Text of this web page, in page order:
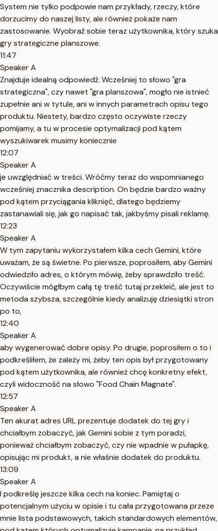
System nie tylko podpowie nam przykłady, rzeczy, które
dorzucimy do naszej listy, ale również pokaże nam
zastosowanie. Wyobraź sobie teraz użytkownika, który szuka
gry strategiczne planszowe.
11:47
Speaker A
Znajduje idealną odpowiedź. Wcześniej to słowo "gra
strategiczna", czy nawet "gra planszowa", mogło nie istnieć
zupełnie ani w tytule, ani w innych parametrach opisu tego
produktu. Niestety, bardzo często oczywiste rzeczy
pomijamy, a tu w procesie optymalizacji pod kątem
wyszukiwarek musimy koniecznie
12:07
Speaker A
je uwzględniać w treści. Wróćmy teraz do wspomnianego
wcześniej znacznika description. On będzie bardzo ważny
pod kątem przyciągania kliknięć, dlatego będziemy
zastanawiali się, jak go napisać tak, jakbyśmy pisali reklamę.
12:23
Speaker A
W tym zapytaniu wykorzystałem kilka cech Gemini, które
uważam, że są świetne. Po pierwsze, poprosiłem, aby Gemini
odwiedziło adres, o którym mówię, żeby sprawdziło treść.
Oczywiście mógłbym całą tę treść tutaj przekleić, ale jest to
metoda szybsza, szczególnie kiedy analizuję dziesiątki stron
po to,
12:40
Speaker A
aby wygenerować dobre opisy. Po drugie, poprosiłem o to i
podkreśliłem, że zależy mi, żeby ten opis był przygotowany
pod kątem użytkownika, ale również chcę konkretny efekt,
czyli widoczność na słowo "Food Chain Magnate".
12:57
Speaker A
Ten akurat adres URL prezentuje dodatek do tej gry i
chciałbym zobaczyć, jak Gemini sobie z tym poradzi,
ponieważ chciałbym zobaczyć, czy nie wpadnie w pułapkę,
opisując mi produkt, a nie właśnie dodatek do produktu.
13:09
Speaker A
I podkreślę jeszcze kilka cech na koniec. Pamiętaj o
potencjalnym użyciu w opisie i tu cała przygotowana przeze
mnie lista podstawowych, takich standardowych elementów,